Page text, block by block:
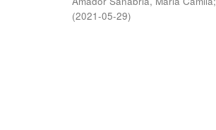
(2021-05-29)